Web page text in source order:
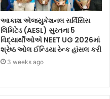
આકાશ એજ્યુકેશનલ સર્વિસિસ
લિમિટેડ (AESL) સુરતના 5
વિદ્યાર્થીઓએ NEET UG 2026માં
શ્રેષ્ઠ ઓલ ઈન્ડિયા રેન્ક હાંસલ કરી
3 weeks ago